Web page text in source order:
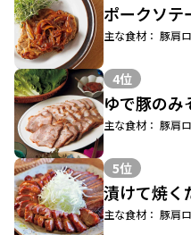
ポークソテ
主な食材： 豚肩
4位
ゆで豚のみ
主な食材： 豚肩
5位
漬けて焼く
主な食材： 豚肩